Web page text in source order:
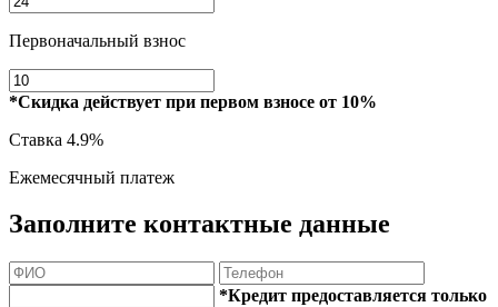
Первоначальный взнос
*Скидка действует при первом взносе от 10%
Ставка 4.9%
Ежемесячный платеж
Заполните контактные данные
*Кредит предоставляется только